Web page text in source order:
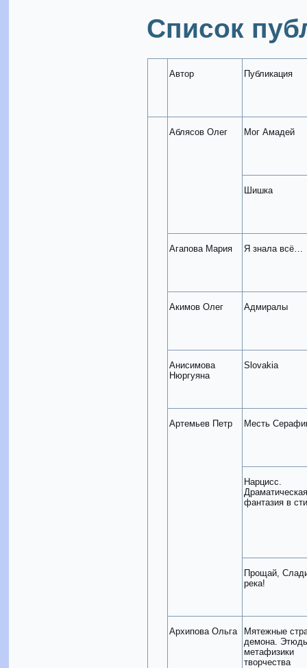
Список
Автор Публикация
Аблясов Олег Мог Амадей
Шишка
Агапова Мария Я знала всё…
Акимов Олег Адмиралы
Анисимова
Нюргуяна
Slovakia
Артемьев Петр Месть
Нарцисс.
Драматическая
фантазия в
Прощай,
река!
Архипова Ольга
Мятежные
демона.
метафизики
творчества